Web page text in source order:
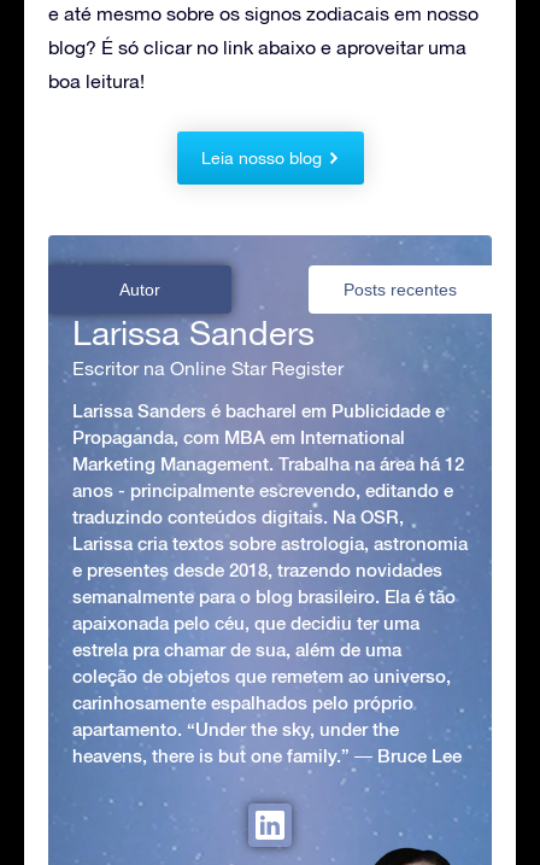
e até mesmo sobre os signos zodiacais em nosso
blog? É só clicar no link abaixo e aproveitar uma
boa leitura!
Leia nosso blog
Autor Posts recentes
Larissa Sanders
Escritor na Online Star Register
Larissa Sanders é bacharel em Publicidade e
Propaganda, com MBA em International
Marketing Management. Trabalha na área há 12
anos - principalmente escrevendo, editando e
traduzindo conteúdos digitais. Na OSR,
Larissa cria textos sobre astrologia, astronomia
e presentes desde 2018, trazendo novidades
semanalmente para o blog brasileiro. Ela é tão
apaixonada pelo céu, que decidiu ter uma
estrela pra chamar de sua, além de uma
coleção de objetos que remetem ao universo,
carinhosamente espalhados pelo próprio
apartamento. “Under the sky, under the
heavens, there is but one family.” ― Bruce Lee